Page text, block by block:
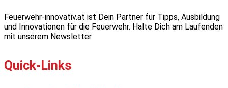
Feuerwehr-innovativ.at ist Dein Partner für Tipps, Ausbildung
und Innovationen für die Feuerwehr. Halte Dich am Laufenden
mit unserem Newsletter.
Quick-Links